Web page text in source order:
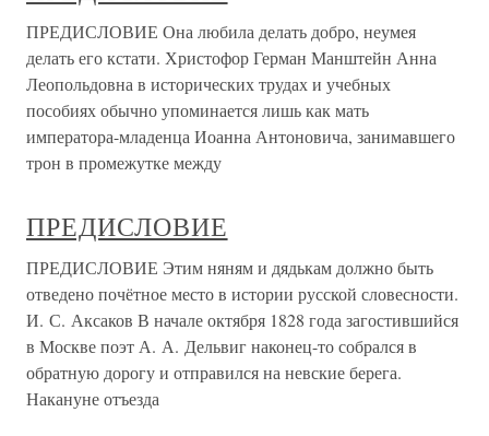
ПРЕДИСЛОВИЕ Она любила делать добро, неумея
делать его кстати. Христофор Герман Манштейн Анна
Леопольдовна в исторических трудах и учебных
пособиях обычно упоминается лишь как мать
императора-младенца Иоанна Антоновича, занимавшего
трон в промежутке между
ПРЕДИСЛОВИЕ
ПРЕДИСЛОВИЕ Этим няням и дядькам должно быть
отведено почётное место в истории русской словесности.
И. С. Аксаков В начале октября 1828 года загостившийся
в Москве поэт А. А. Дельвиг наконец-то собрался в
обратную дорогу и отправился на невские берега.
Накануне отъезда